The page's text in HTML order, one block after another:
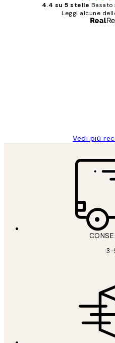
4.4 su 5 stelle Basato
Leggi alcune
Vedi più
3-